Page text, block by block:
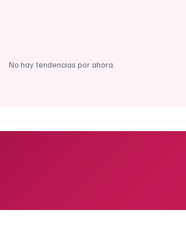
No hay tendencias por ahora.